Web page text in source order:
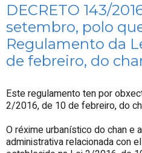
DECRETO 143/
setembro, polo
Regulamento da
de febreiro, do
Este regulamento ten por
2/2016, de 10 de febreiro, do
O réxime urbanístico do chan e
administrativa relacionada con